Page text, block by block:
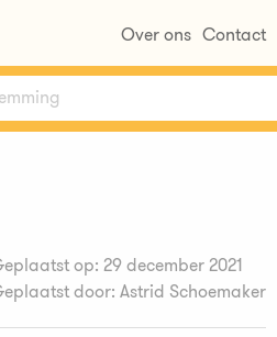
Over ons Contact
op: 29 december 2021
door: Astrid Schoemaker